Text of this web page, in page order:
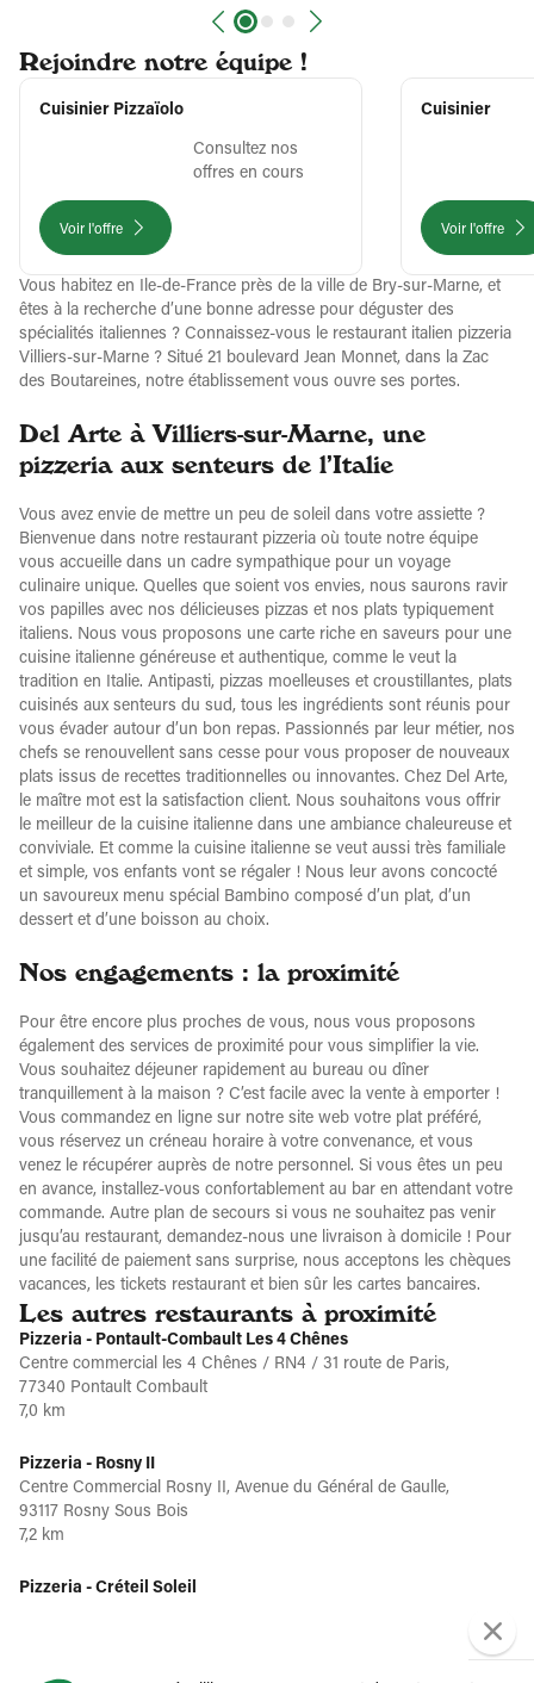
Rejoindre notre équipe !
Cuisinier Pizzaïolo
Consultez nos
offres en cours
Voir l'offre
Cuisinier
Voir l'offre
Vous habitez en Ile-de-France près de la ville de Bry-sur-Marne, et
êtes à la recherche d’une bonne adresse pour déguster des
spécialités italiennes ? Connaissez-vous le restaurant italien pizzeria
Villiers-sur-Marne ? Situé 21 boulevard Jean Monnet, dans la Zac
des Boutareines, notre établissement vous ouvre ses portes.
Del Arte à Villiers-sur-Marne, une
pizzeria aux senteurs de l’Italie
Vous avez envie de mettre un peu de soleil dans votre assiette ?
Bienvenue dans notre restaurant pizzeria où toute notre équipe
vous accueille dans un cadre sympathique pour un voyage
culinaire unique. Quelles que soient vos envies, nous saurons ravir
vos papilles avec nos délicieuses pizzas et nos plats typiquement
italiens. Nous vous proposons une carte riche en saveurs pour une
cuisine italienne généreuse et authentique, comme le veut la
tradition en Italie. Antipasti, pizzas moelleuses et croustillantes, plats
cuisinés aux senteurs du sud, tous les ingrédients sont réunis pour
vous évader autour d’un bon repas. Passionnés par leur métier, nos
chefs se renouvellent sans cesse pour vous proposer de nouveaux
plats issus de recettes traditionnelles ou innovantes. Chez Del Arte,
le maître mot est la satisfaction client. Nous souhaitons vous offrir
le meilleur de la cuisine italienne dans une ambiance chaleureuse et
conviviale. Et comme la cuisine italienne se veut aussi très familiale
et simple, vos enfants vont se régaler ! Nous leur avons concocté
un savoureux menu spécial Bambino composé d’un plat, d’un
dessert et d’une boisson au choix.
Nos engagements : la proximité
Pour être encore plus proches de vous, nous vous proposons
également des services de proximité pour vous simplifier la vie.
Vous souhaitez déjeuner rapidement au bureau ou dîner
tranquillement à la maison ? C’est facile avec la vente à emporter !
Vous commandez en ligne sur notre site web votre plat préféré,
vous réservez un créneau horaire à votre convenance, et vous
venez le récupérer auprès de notre personnel. Si vous êtes un peu
en avance, installez-vous confortablement au bar en attendant votre
commande. Autre plan de secours si vous ne souhaitez pas venir
jusqu’au restaurant, demandez-nous une livraison à domicile ! Pour
une facilité de paiement sans surprise, nous acceptons les chèques
vacances, les tickets restaurant et bien sûr les cartes bancaires.
Les autres restaurants à proximité
Pizzeria - Pontault-Combault Les 4 Chênes
Centre commercial les 4 Chênes / RN4 / 31 route de Paris,
77340 Pontault Combault
7,0 km
Pizzeria - Rosny II
Centre Commercial Rosny II, Avenue du Général de Gaulle,
93117 Rosny Sous Bois
7,2 km
Pizzeria - Créteil Soleil